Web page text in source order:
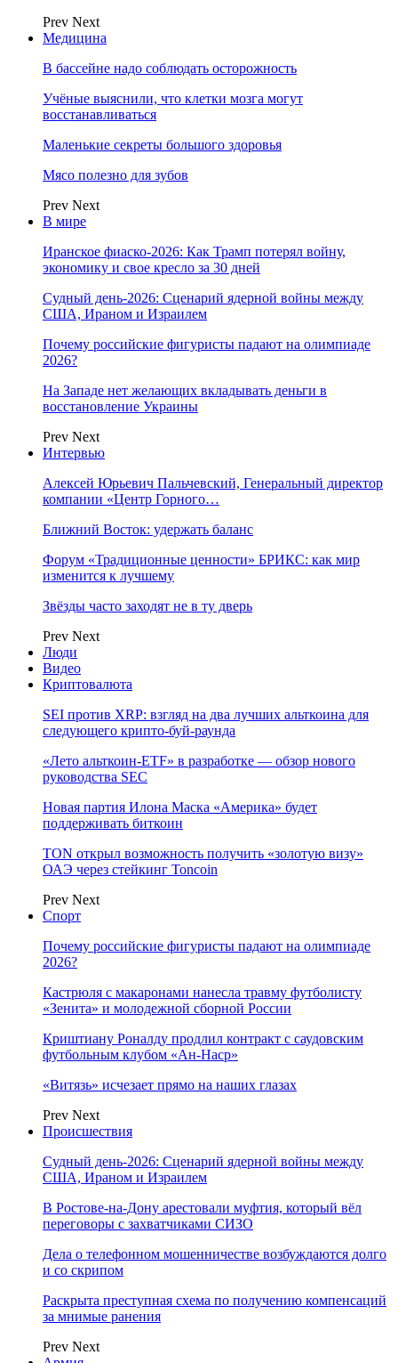
Prev Next
Медицина
В бассейне надо соблюдать осторожность
Учёные выяснили, что клетки мозга могут
восстанавливаться
Маленькие секреты большого здоровья
Мясо полезно для зубов
Prev Next
В мире
Иранское фиаско-2026: Как Трамп потерял войну,
экономику и свое кресло за 30 дней
Судный день-2026: Сценарий ядерной войны между
США, Ираном и Израилем
Почему российские фигуристы падают на олимпиаде
2026?
На Западе нет желающих вкладывать деньги в
восстановление Украины
Prev Next
Интервью
Алексей Юрьевич Пальчевский, Генеральный директор
компании «Центр Горного…
Ближний Восток: удержать баланс
Форум «Традиционные ценности» БРИКС: как мир
изменится к лучшему
Звёзды часто заходят не в ту дверь
Prev Next
Люди
Видео
Криптовалюта
SEI против XRP: взгляд на два лучших альткоина для
следующего крипто-буй-раунда
«Лето альткоин-ETF» в разработке — обзор нового
руководства SEC
Новая партия Илона Маска «Америка» будет
поддерживать биткоин
TON открыл возможность получить «золотую визу»
ОАЭ через стейкинг Toncoin
Prev Next
Спорт
Почему российские фигуристы падают на олимпиаде
2026?
Кастрюля с макаронами нанесла травму футболисту
«Зенита» и молодежной сборной России
Криштиану Роналду продлил контракт с саудовским
футбольным клубом «Ан-Наср»
«Витязь» исчезает прямо на наших глазах
Prev Next
Происшествия
Судный день-2026: Сценарий ядерной войны между
США, Ираном и Израилем
В Ростове-на-Дону арестовали муфтия, который вёл
переговоры с захватчиками СИЗО
Дела о телефонном мошенничестве возбуждаются долго
и со скрипом
Раскрыта преступная схема по получению компенсаций
за мнимые ранения
Prev Next